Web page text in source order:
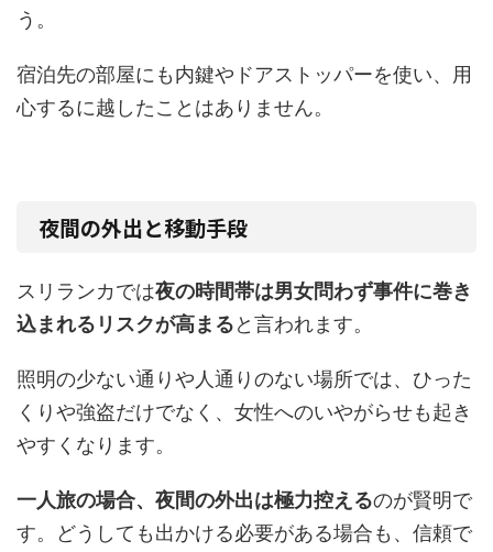
う。
宿泊先の部屋にも内鍵やドアストッパーを使い、用
心するに越したことはありません。
夜間の外出と移動手段
スリランカでは夜の時間帯は男女問わず事件に巻き
込まれるリスクが高まると言われます。
照明の少ない通りや人通りのない場所では、ひった
くりや強盗だけでなく、女性へのいやがらせも起き
やすくなります。
一人旅の場合、夜間の外出は極力控えるのが賢明で
す。どうしても出かける必要がある場合も、信頼で